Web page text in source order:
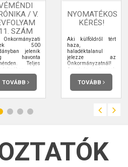
/ V.
SZÁM
500
jelenik
havonta
Teljes
TOVÁBB
NYOMATÉKOS
KÉRÉS!
Aki külföldről tért
haza,
haladéktalanul
jelezze az
Önkormányzatnál!
Az utcán csak azok
tartózkodjanak akik
dolgozni vagy
bevásárolni
TOVÁBB